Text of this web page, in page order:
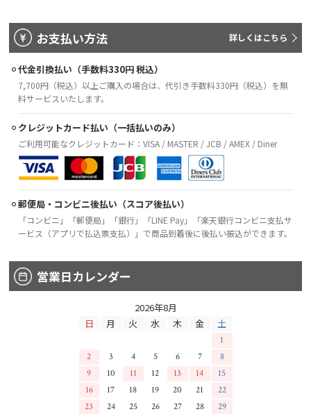
お支払い方法 詳しくはこちら
代金引換払い（手数料330円 税込）
7,700円（税込）以上ご購入の場合は、代引き手数料330円（税込）を無
料サービスいたします。
クレジットカード払い（一括払いのみ）
ご利用可能なクレジットカード：VISA / MASTER / JCB / AMEX / Diner
郵便局・コンビニ後払い（スコア後払い）
「コンビニ」「郵便局」「銀行」「LINE Pay」「楽天銀行コンビニ支払サ
ービス（アプリで払込票支払）」で商品到着後に後払い振込ができます。
営業日カレンダー
2026年8月
日
月 火 水 木 金 土
1
2
3 4 5 6 7
8
9
10 11 12 13 14
15
16
17 18 19 20 21
22
23
24 25 26 27 28
29